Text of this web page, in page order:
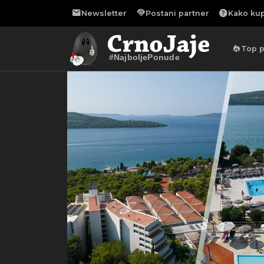
mailNewsletter handshakePostani partner helpKako
#NajboljePonude
local_fire_department Top